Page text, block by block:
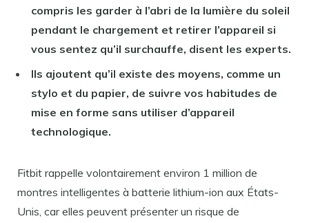
compris les garder à l’abri de la lumière du soleil
pendant le chargement et retirer l’appareil si
vous sentez qu’il surchauffe, disent les experts.
Ils ajoutent qu’il existe des moyens, comme un
stylo et du papier, de suivre vos habitudes de
mise en forme sans utiliser d’appareil
technologique.
Fitbit rappelle volontairement environ 1 million de
montres intelligentes à batterie lithium-ion aux États-
Unis, car elles peuvent présenter un risque de